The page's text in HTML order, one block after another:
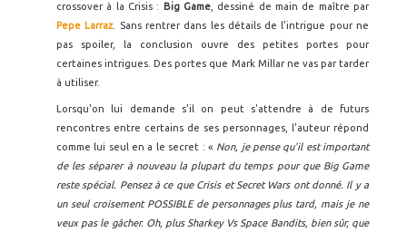
crossover à la Crisis :
Big Game , dessiné de main de maître par
Pepe Larraz. Sans rentrer dans les détails de l'intrigue pour ne
pas spoiler, la conclusion ouvre des petites portes pour
certaines intrigues. Des portes que Mark Millar ne vas par tarder
à utiliser.
Lorsqu'on lui demande s'il on peut s'attendre à de futurs
rencontres entre certains de ses personnages, l'auteur répond
comme lui seul en a le secret : « Non, je pense qu'il est important
de les séparer à nouveau la plupart du temps pour que Big Game
reste spécial. Pensez à ce que Crisis et Secret Wars ont donné. Il y a
un seul croisement POSSIBLE de personnages plus tard, mais je ne
veux pas le gâcher. Oh, plus Sharkey Vs Space Bandits, bien sûr, que